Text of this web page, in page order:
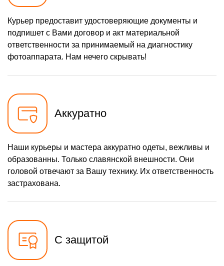
Курьер предоставит удостоверяющие документы и
подпишет с Вами договор и акт материальной
ответственности за принимаемый на диагностику
фотоаппарата. Нам нечего скрывать!
Аккуратно
Наши курьеры и мастера аккуратно одеты, вежливы и
образованны. Только славянской внешности. Они
головой отвечают за Вашу технику. Их ответственность
застрахована.
С защитой